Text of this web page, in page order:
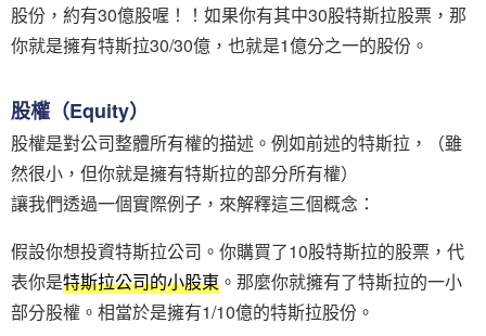
股份，約有30億股喔！！如果你有其中30股特斯拉股票，那
你就是擁有特斯拉30/30億，也就是1億分之一的股份。
股權（Equity）
股權是對公司整體所有權的描述。例如前述的特斯拉，（雖
然很小，但你就是擁有特斯拉的部分所有權）
讓我們透過一個實際例子，來解釋這三個概念：
假設你想投資特斯拉公司。你購買了10股特斯拉的股票，代
表你是特斯拉公司的小股東 。那麼你就擁有了特斯拉的一小
部分股權。相當於是擁有1/10億的特斯拉股份。